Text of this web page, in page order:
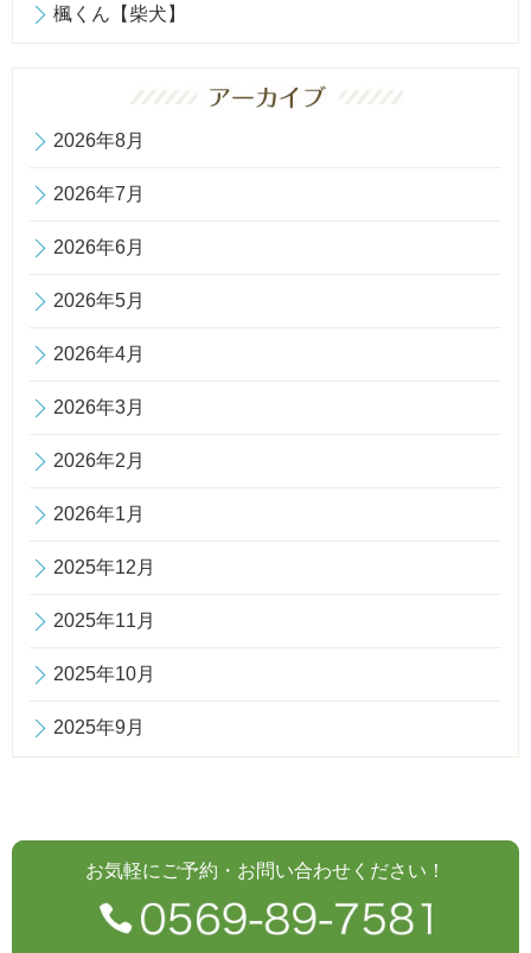
楓くん【柴犬】
2026年8月
2026年7月
2026年6月
2026年5月
2026年4月
2026年3月
2026年2月
2026年1月
2025年12月
2025年11月
2025年10月
2025年9月
お気軽にご予約・お問い合わせください！